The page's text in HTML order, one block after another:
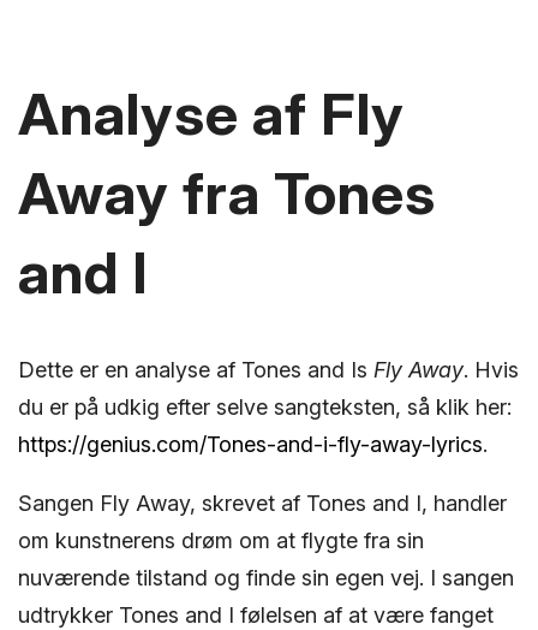
Analyse af Fly
Away fra Tones
and I
Dette er en analyse af Tones and Is Fly Away. Hvis
du er på udkig efter selve sangteksten, så klik her:
https://genius.com/Tones-and-i-fly-away-lyrics.
Sangen Fly Away, skrevet af Tones and I, handler
om kunstnerens drøm om at flygte fra sin
nuværende tilstand og finde sin egen vej. I sangen
udtrykker Tones and I følelsen af at være fanget